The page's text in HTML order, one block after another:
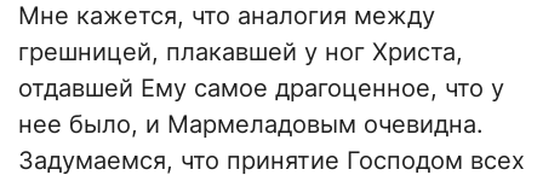
Мне кажется, что аналогия между
грешницей, плакавшей у ног Христа,
отдавшей Ему самое драгоценное, что у
нее было, и Мармеладовым очевидна.
Задумаемся, что принятие Господом всех